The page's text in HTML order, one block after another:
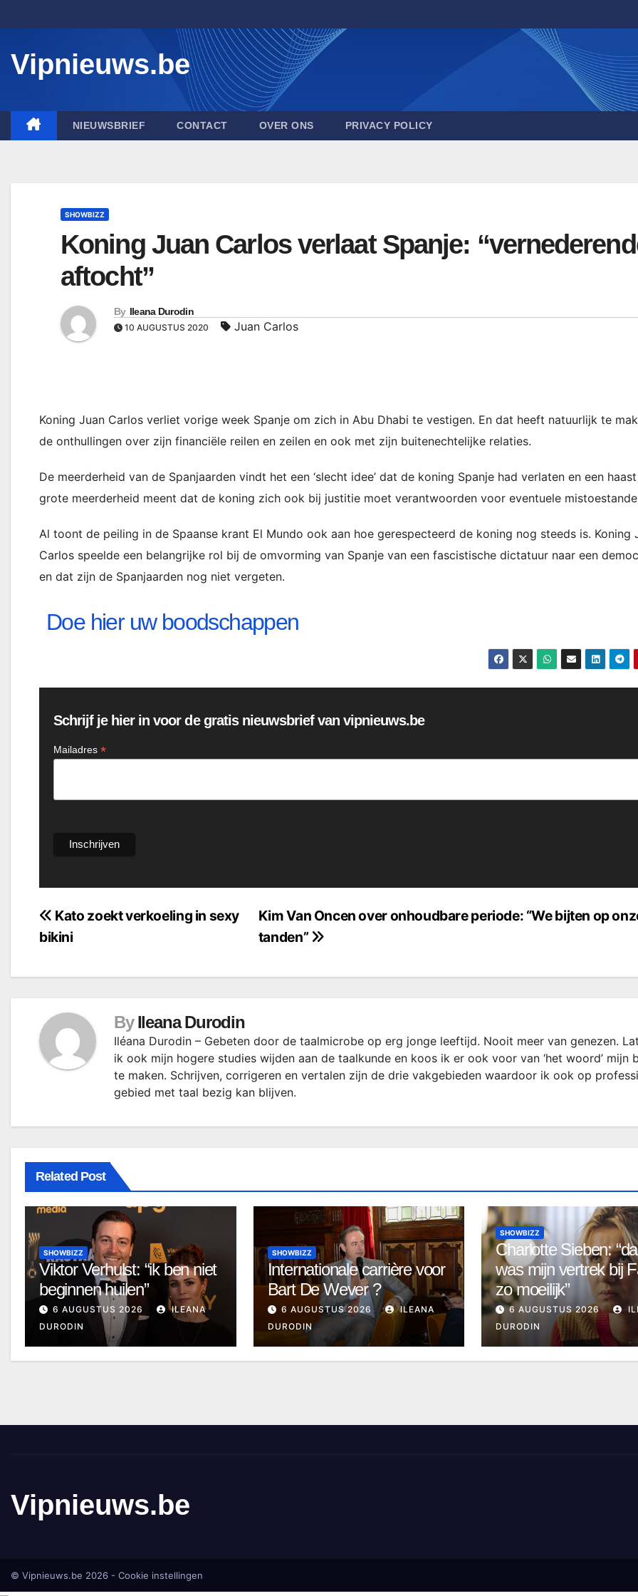
to
Vipnieuws.be
NIEUWSBRIEF CONTACT OVER ONS PRIVACY POLICY
SHOWBIZZ
Koning Juan Carlos verlaat Spanje:
aftocht”
By Ileana Durodin
10 AUGUSTUS 2020 Juan Carlos
Koning Juan Carlos verliet vorige week Spanje om zich in Abu Dhabi te vestigen. En dat heeft natuurlijk te
de onthullingen over zijn financiële reilen en zeilen en ook met zijn buitenechtelijke relaties.
De meerderheid van de Spanjaarden vindt het een ‘slecht idee’ dat de koning Spanje had verlaten en een
grote meerderheid meent dat de koning zich ook bij justitie moet verantwoorden voor eventuele
Al toont de peiling in de Spaanse krant El Mundo ook aan hoe gerespecteerd de koning nog steeds is. Koning
Carlos speelde een belangrijke rol bij de omvorming van Spanje van een fascistische dictatuur naar een
en dat zijn de Spanjaarden nog niet vergeten.
Doe hier uw boodschappen
Schrijf je hier in voor de gratis nieuwsbrief van vipnieuws.be
Mailadres *
Bericht
navigatie
Kim Van Oncen over onhoudbare periode: “We bijten op
tanden”
Kato zoekt verkoeling in sexy
bikini
By Ileana Durodin
Iléana Durodin – Gebeten door de taalmicrobe op erg jonge leeftijd. Nooit meer van genezen.
ik ook mijn hogere studies wijden aan de taalkunde en koos ik er ook voor van ‘het woord’ mijn
te maken. Schrijven, corrigeren en vertalen zijn de drie vakgebieden waardoor ik ook op
gebied met taal bezig kan blijven.
Related Post
SHOWBIZZ
Viktor Verhulst: “ik ben niet
beginnen huilen”
6 AUGUSTUS 2026
ILEANA
DURODIN
SHOWBIZZ
Internationale carrière voor
Bart De Wever ?
6 AUGUSTUS 2026
ILEANA
DURODIN
SHOWBIZZ
Charlotte Sieben:
was mijn vertrek bij
zo moeilijk”
6 AUGUSTUS 2026
DURODIN
Vipnieuws.be
© Vipnieuws.be 2026 - Cookie instellingen